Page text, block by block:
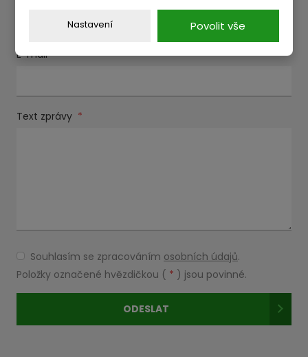
E-mail *
Text zprávy *
Souhlasím
se
zpracováním
osobních
Souhlasím se zpracováním osobních údajů.
Položky označené hvězdičkou ( * ) jsou povinné.
ODESLAT
Nastavení Povolit vše